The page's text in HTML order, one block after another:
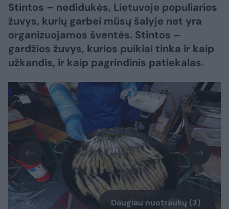
Stintos – nedidukės, Lietuvoje populiarios
žuvys, kurių garbei mūsų šalyje net yra
organizuojamos šventės. Stintos –
gardžios žuvys, kurios puikiai tinka ir kaip
užkandis, ir kaip pagrindinis patiekalas.
Daugiau nuotraukų (3)